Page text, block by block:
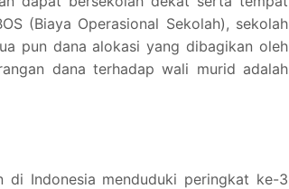
(Biaya Operasional Sekolah), sekolah
pun dana alokasi yang dibagikan oleh
dana terhadap wali murid adalah
di Indonesia menduduki peringkat ke-3